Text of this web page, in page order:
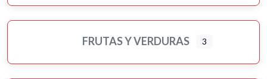
FRUTAS Y VERDURAS 3